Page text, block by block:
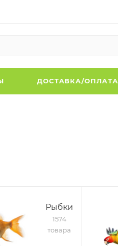
ДОСТАВКА/ОПЛАТА
Рыбки
1574
товара